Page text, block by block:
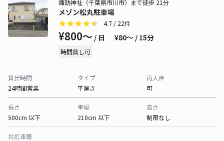
メゾン松丸駐車場
諏訪神社（千葉県市川市）まで徒歩 21分
4.7 / 22件
¥800〜 / 日 ¥80〜 / 15分
時間貸し可
貸出時間
24時間営業
タイプ
平置き
再入庫
可
長さ
500cm 以下
車幅
210cm 以下
高さ
制限なし
対応車種